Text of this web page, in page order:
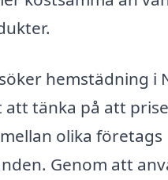
hemstädning i
att tänka på att
olika företags
Genom att